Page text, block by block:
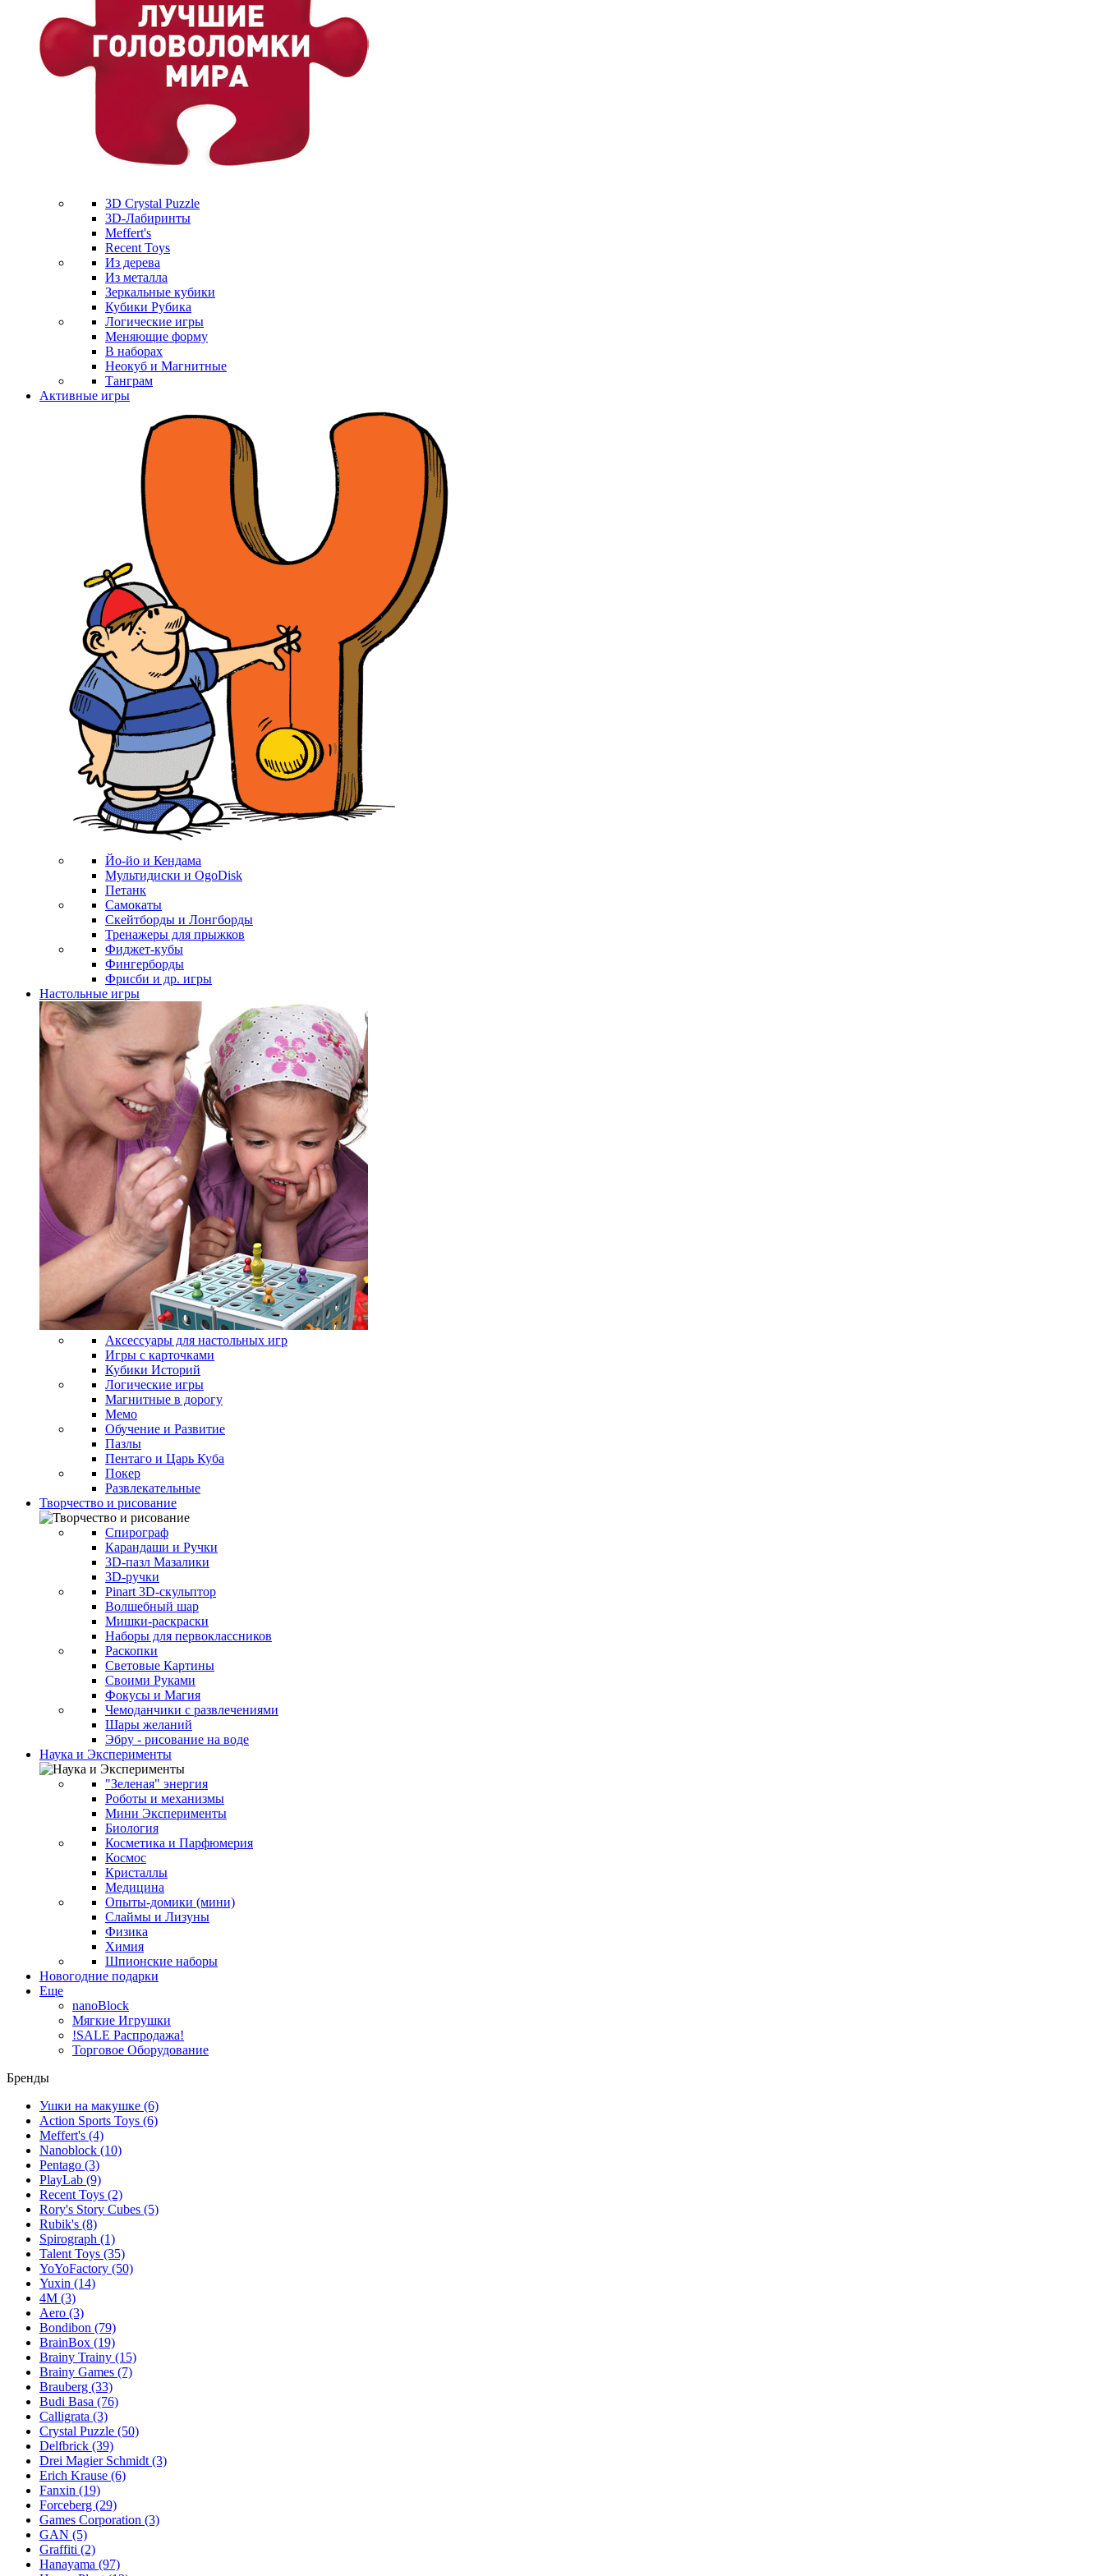
3D Crystal Puzzle
3D-Лабиринты
Meffert's
Recent Toys
Из дерева
Из металла
Зеркальные кубики
Кубики Рубика
Логические игры
Меняющие форму
В наборах
Неокуб и Магнитные
Танграм
Активные игры
Йо-йо и Кендама
Мультидиски и OgoDisk
Петанк
Самокаты
Скейтборды и Лонгборды
Тренажеры для прыжков
Фиджет-кубы
Фингерборды
Фрисби и др. игры
Настольные игры
Аксессуары для настольных игр
Игры с карточками
Кубики Историй
Логические игры
Магнитные в дорогу
Мемо
Обучение и Развитие
Пазлы
Пентаго и Царь Куба
Покер
Развлекательные
Творчество и рисование
Спирограф
Карандаши и Ручки
3D-пазл Мазалики
3D-ручки
Pinart 3D-скульптор
Волшебный шар
Мишки-раскраски
Наборы для первоклассников
Раскопки
Световые Картины
Своими Руками
Фокусы и Магия
Чемоданчики с развлечениями
Шары желаний
Эбру - рисование на воде
Наука и Эксперименты
"Зеленая" энергия
Роботы и механизмы
Мини Эксперименты
Биология
Косметика и Парфюмерия
Космос
Кристаллы
Медицина
Опыты-домики (мини)
Слаймы и Лизуны
Физика
Химия
Шпионские наборы
Новогодние подарки
Еще
nanoBlock
Мягкие Игрушки
!SALE Распродажа!
Торговое Оборудование
Бренды
Ушки на макушке (6)
Action Sports Toys (6)
Meffert's (4)
Nanoblock (10)
Pentago (3)
PlayLab (9)
Recent Toys (2)
Rory's Story Cubes (5)
Rubik's (8)
Spirograph (1)
Talent Toys (35)
YoYoFactory (50)
Yuxin (14)
4M (3)
Aero (3)
Bondibon (79)
BrainBox (19)
Brainy Trainy (15)
Brainy Games (7)
Brauberg (33)
Budi Basa (76)
Calligrata (3)
Crystal Puzzle (50)
Delfbrick (39)
Drei Magier Schmidt (3)
Erich Krause (6)
Fanxin (19)
Forceberg (29)
Games Corporation (3)
GAN (5)
Graffiti (2)
Hanayama (97)